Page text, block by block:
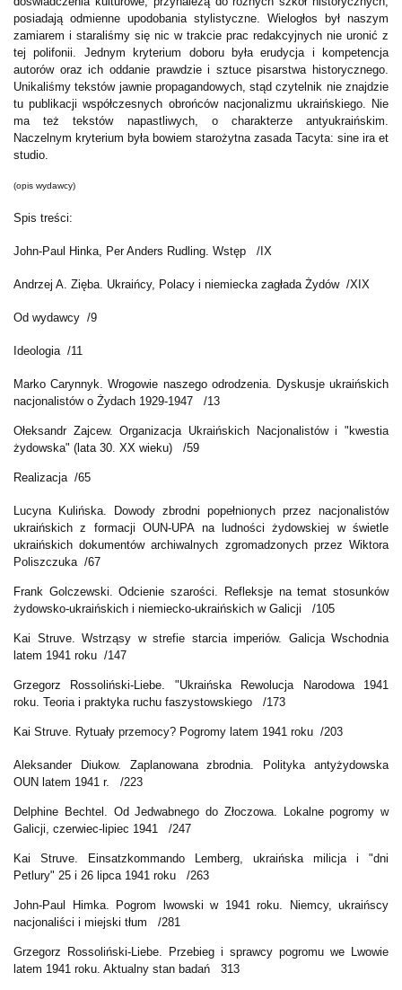
posiadają odmienne upodobania stylistyczne. Wielogłos był naszym
zamiarem i staraliśmy się nic w trakcie prac redakcyjnych nie uronić z
tej polifonii. Jednym kryterium doboru była erudycja i kompetencja
autorów oraz ich oddanie prawdzie i sztuce pisarstwa historycznego.
Unikaliśmy tekstów jawnie propagandowych, stąd czytelnik nie znajdzie
tu publikacji współczesnych obrońców nacjonalizmu ukraińskiego. Nie
ma też tekstów napastliwych, o charakterze antyukraińskim.
Naczelnym kryterium była bowiem starożytna zasada Tacyta: sine ira et
studio.
(opis wydawcy)
Spis treści:
John-Paul Hinka, Per Anders Rudling. Wstęp /IX
Andrzej A. Zięba. Ukraińcy, Polacy i niemiecka zagłada Żydów /XIX
Od wydawcy /9
Ideologia /11
Marko Carynnyk. Wrogowie naszego odrodzenia. Dyskusje ukraińskich
nacjonalistów o Żydach 1929-1947 /13
Ołeksandr Zajcew. Organizacja Ukraińskich Nacjonalistów i "kwestia
żydowska" (lata 30. XX wieku) /59
Realizacja /65
Lucyna Kulińska. Dowody zbrodni popełnionych przez nacjonalistów
ukraińskich z formacji OUN-UPA na ludności żydowskiej w świetle
ukraińskich dokumentów archiwalnych zgromadzonych przez Wiktora
Poliszczuka /67
Frank Golczewski. Odcienie szarości. Refleksje na temat stosunków
żydowsko-ukraińskich i niemiecko-ukraińskich w Galicji /105
Kai Struve. Wstrząsy w strefie starcia imperiów. Galicja Wschodnia
latem 1941 roku /147
Grzegorz Rossoliński-Liebe. "Ukraińska Rewolucja Narodowa 1941
roku. Teoria i praktyka ruchu faszystowskiego /173
Kai Struve. Rytuały przemocy? Pogromy latem 1941 roku /203
Aleksander Diukow. Zaplanowana zbrodnia. Polityka antyżydowska
OUN latem 1941 r. /223
Delphine Bechtel. Od Jedwabnego do Złoczowa. Lokalne pogromy w
Galicji, czerwiec-lipiec 1941 /247
Kai Struve. Einsatzkommando Lemberg, ukraińska milicja i "dni
Petlury" 25 i 26 lipca 1941 roku /263
John-Paul Himka. Pogrom lwowski w 1941 roku. Niemcy, ukraińscy
nacjonaliści i miejski tłum /281
Grzegorz Rossoliński-Liebe. Przebieg i sprawcy pogromu we Lwowie
latem 1941 roku. Aktualny stan badań 313